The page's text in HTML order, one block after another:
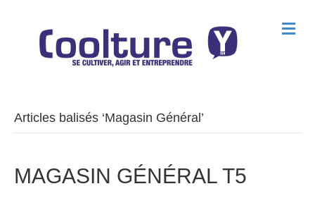
M
e
Articles balisés ‘Magasin Général’
MAGASIN GÉNÉRAL T5